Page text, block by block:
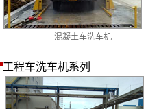
混凝土车洗车机
工程车洗车机系列